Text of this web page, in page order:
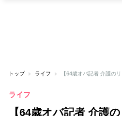
トップ ライフ
ライフ
【64歳オバ記者 介護